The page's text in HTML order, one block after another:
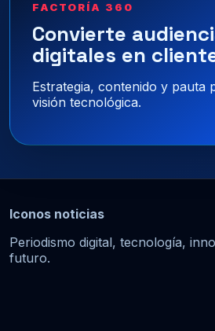
FACTORÍA 360
Convierte
digitales en
Estrategia, contenido y pauta
visión tecnológica.
Iconos noticias
Periodismo digital, tecnología,
futuro.